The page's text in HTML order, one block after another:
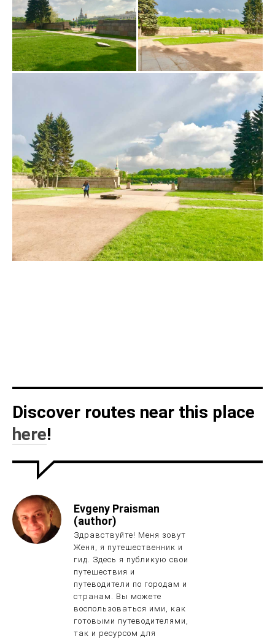
Discover routes near this place
here!
Evgeny Praisman
(author)
Здравствуйте! Меня зовут
Женя, я путешественник и
гид. Здесь я публикую свои
путешествия и
путеводители по городам и
странам. Вы можете
воспользоваться ими, как
готовыми путеводителями,
так и ресурсом для